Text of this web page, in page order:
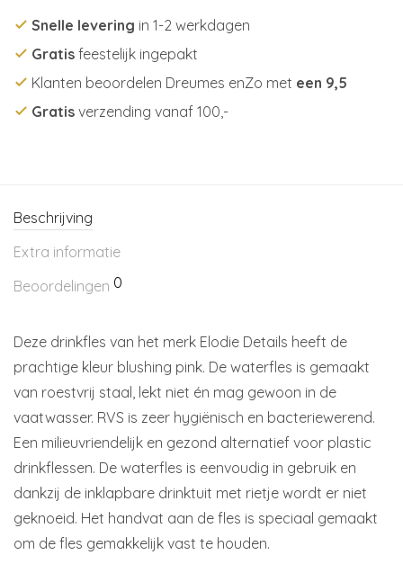
Snelle levering in 1-2 werkdagen
Gratis feestelijk ingepakt
Klanten beoordelen Dreumes enZo met een 9,5
Gratis verzending vanaf 100,-
Beschrijving
Extra informatie
Beoordelingen 0
Deze drinkfles van het merk Elodie Details heeft de
prachtige kleur blushing pink. De waterfles is gemaakt
van roestvrij staal, lekt niet én mag gewoon in de
vaatwasser. RVS is zeer hygiënisch en bacteriewerend.
Een milieuvriendelijk en gezond alternatief voor plastic
drinkflessen. De waterfles is eenvoudig in gebruik en
dankzij de inklapbare drinktuit met rietje wordt er niet
geknoeid. Het handvat aan de fles is speciaal gemaakt
om de fles gemakkelijk vast te houden.